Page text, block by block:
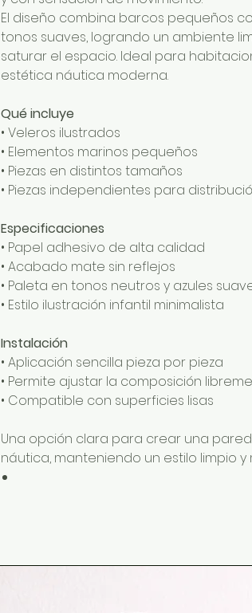
El diseño combina barcos pequeños
tonos suaves, logrando un ambiente
saturar el espacio. Ideal para
estética náutica moderna.
Qué incluye
• Veleros ilustrados
• Elementos marinos pequeños
• Piezas en distintos tamaños
• Piezas independientes para
Especificaciones
• Papel adhesivo de alta calidad
• Acabado mate sin reflejos
• Paleta en tonos neutros y azules
• Estilo ilustración infantil minimalista
Instalación
• Aplicación sencilla pieza por pieza
• Permite ajustar la composición
• Compatible con superficies lisas
Una opción clara para crear una
náutica, manteniendo un estilo limpio y